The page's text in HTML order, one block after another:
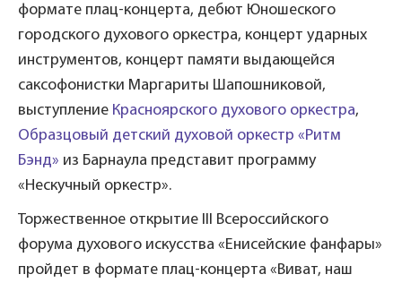
формате плац-концерта, дебют Юношеского
городского духового оркестра, концерт ударных
инструментов, концерт памяти выдающейся
саксофонистки Маргариты Шапошниковой,
выступление Красноярского духового оркестра,
Образцовый детский духовой оркестр «Ритм
Бэнд» из Барнаула представит программу
«Нескучный оркестр».
Торжественное открытие III Всероссийского
форума духового искусства «Енисейские фанфары»
пройдет в формате плац-концерта «Виват, наш